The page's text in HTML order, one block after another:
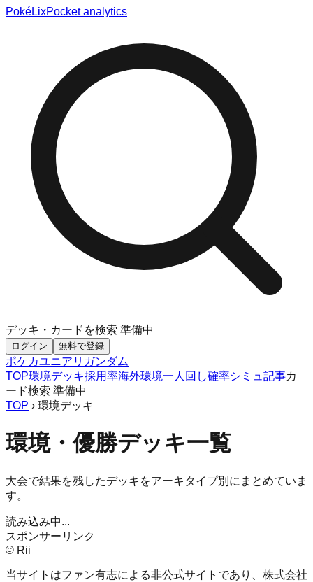
PokéLixPocket analytics
デッキ・カードを検索 準備中
ログイン 無料で登録
ポケカユニアリ ガンダム
TOP環境デッキ採用率海外環境一人回し確率シミュ 記事カ
ード検索 準備中
TOP › 環境デッキ
環境・優勝デッキ一覧
大会で結果を残したデッキをアーキタイプ別にまとめていま
す。
読み込み中...
スポンサーリンク
© Rii
当サイトはファン有志による非公式サイトであり、株式会社